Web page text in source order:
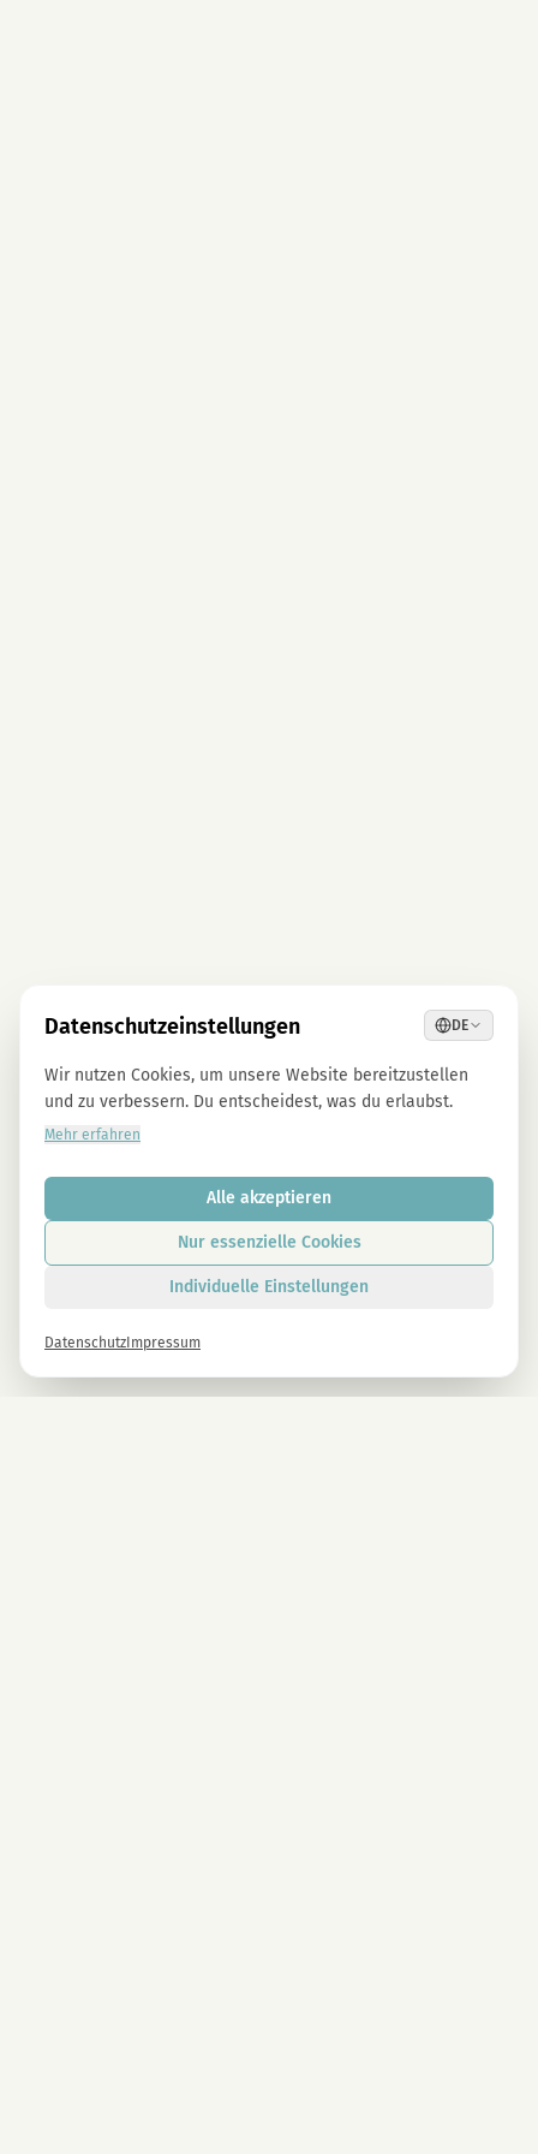
Datenschutzeinstellungen DE
Wir nutzen Cookies, um unsere Website bereitzustellen
und zu verbessern. Du entscheidest, was du erlaubst.
Mehr erfahren
Alle akzeptieren
Nur essenzielle Cookies
Individuelle Einstellungen
Datenschutz Impressum